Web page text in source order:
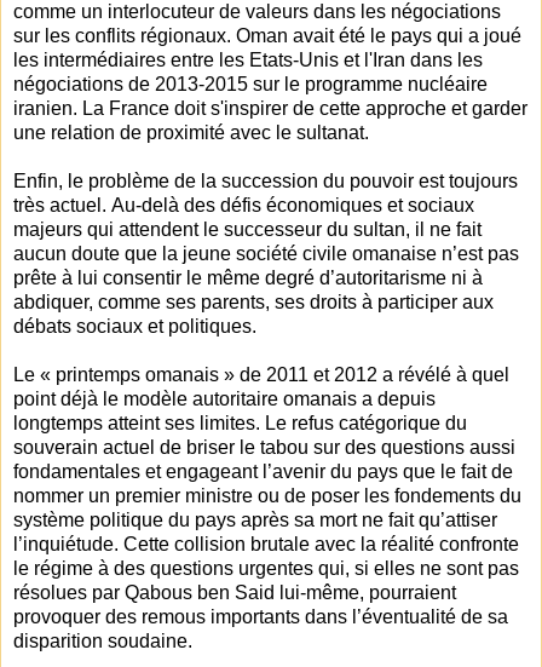
comme un interlocuteur de valeurs dans les négociations
sur les conflits régionaux. Oman avait été le pays qui a joué
les intermédiaires entre les Etats-Unis et l'Iran dans les
négociations de 2013-2015 sur le programme nucléaire
iranien. La France doit s'inspirer de cette approche et garder
une relation de proximité avec le sultanat.
Enfin, le problème de la succession du pouvoir est toujours
très actuel. Au-delà des défis économiques et sociaux
majeurs qui attendent le successeur du sultan, il ne fait
aucun doute que la jeune société civile omanaise n’est pas
prête à lui consentir le même degré d’autoritarisme ni à
abdiquer, comme ses parents, ses droits à participer aux
débats sociaux et politiques.
Le « printemps omanais » de 2011 et 2012 a révélé à quel
point déjà le modèle autoritaire omanais a depuis
longtemps atteint ses limites. Le refus catégorique du
souverain actuel de briser le tabou sur des questions aussi
fondamentales et engageant l’avenir du pays que le fait de
nommer un premier ministre ou de poser les fondements du
système politique du pays après sa mort ne fait qu’attiser
l’inquiétude. Cette collision brutale avec la réalité confronte
le régime à des questions urgentes qui, si elles ne sont pas
résolues par Qabous ben Said lui-même, pourraient
provoquer des remous importants dans l’éventualité de sa
disparition soudaine.